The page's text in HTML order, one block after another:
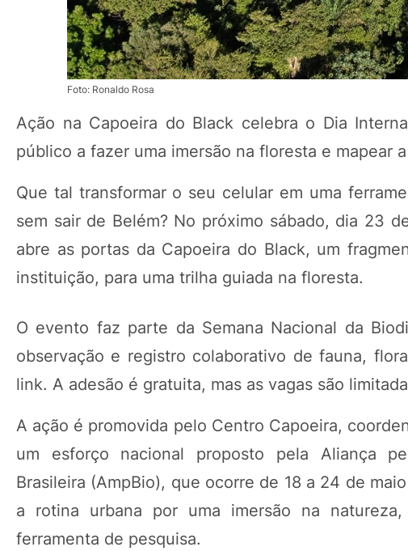
Foto: Ronaldo Rosa
Ação na Capoeira do Black celebra o Dia
público a fazer uma imersão na floresta e mapear
Que tal transformar o seu celular em uma
sem sair de Belém? No próximo sábado, dia 23
abre as portas da Capoeira do Black, um
instituição, para uma trilha guiada na floresta.
O evento faz parte da Semana Nacional da
observação e registro colaborativo de fauna,
link. A adesão é gratuita, mas as vagas são
A ação é promovida pelo Centro Capoeira,
um esforço nacional proposto pela Aliança
Brasileira (AmpBio), que ocorre de 18 a 24 de
a rotina urbana por uma imersão na
ferramenta de pesquisa.